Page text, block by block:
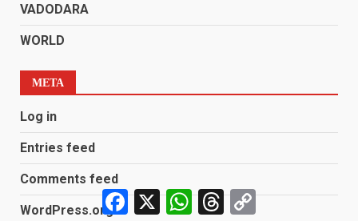
VADODARA
WORLD
META
Log in
Entries feed
Comments feed
WordPress.org
Facebook
X WhatsApp
Threads
Copy